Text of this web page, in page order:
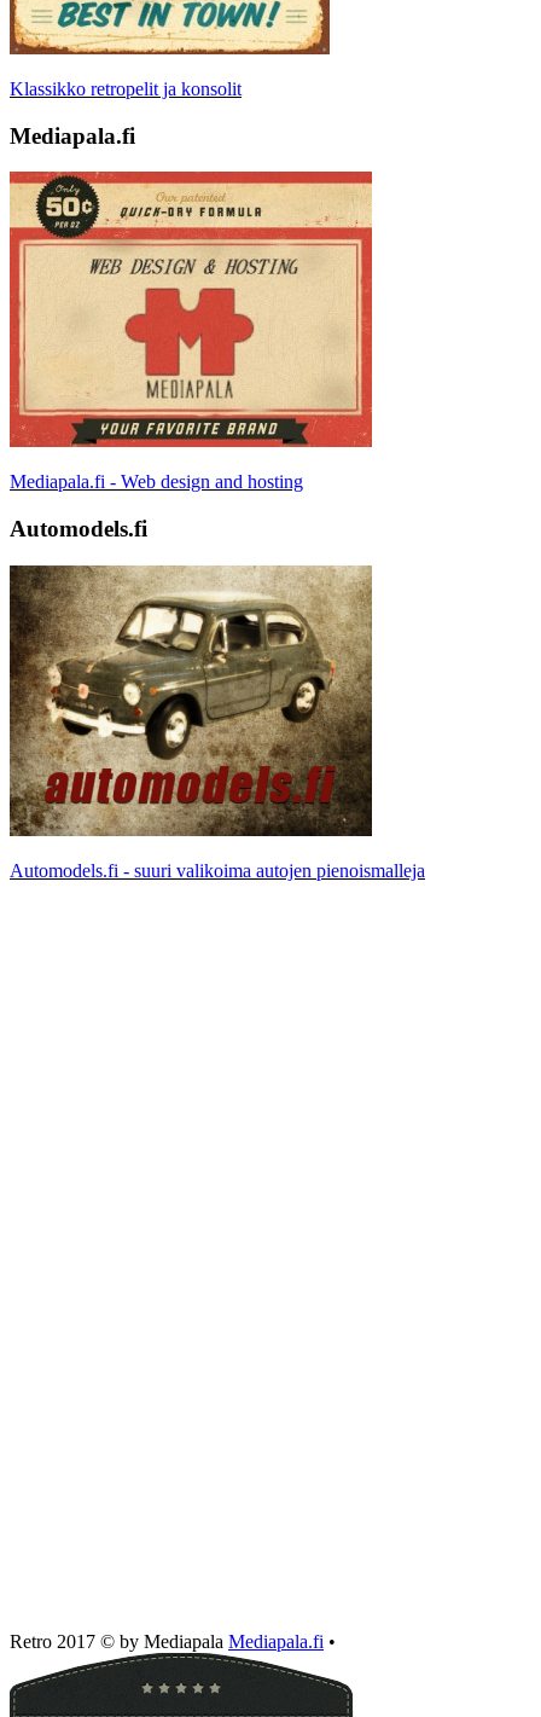
Klassikko retropelit ja konsolit
Mediapala.fi
Mediapala.fi - Web design and hosting
Automodels.fi
Automodels.fi - suuri valikoima autojen pienoismalleja
Retro 2017 © by Mediapala Mediapala.fi •